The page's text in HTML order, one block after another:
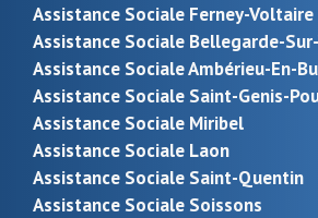
Assistance Sociale Ferney-Voltaire
Assistance Sociale Bellegarde-
Assistance Sociale Ambérieu-En-
Assistance Sociale Saint-Genis-
Assistance Sociale Miribel
Assistance Sociale Laon
Assistance Sociale Saint-Quentin
Assistance Sociale Soissons